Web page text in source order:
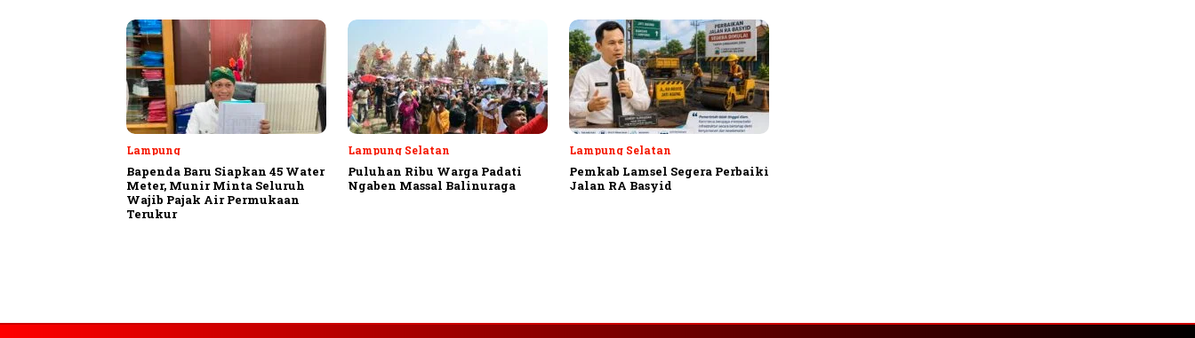
Lampung
Bapenda Baru Siapkan 45 Water
Meter, Munir Minta Seluruh
Wajib Pajak Air Permukaan
Terukur
Lampung Selatan
Puluhan Ribu Warga Padati
Ngaben Massal Balinuraga
Lampung Selatan
Pemkab Lamsel Segera Perbaiki
Jalan RA Basyid